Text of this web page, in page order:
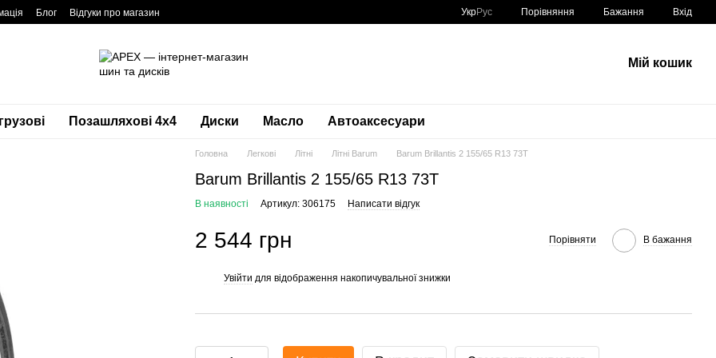
Блог Відгуки про магазин УкрРус Порівняння Бажання Вхід
Мій кошик
Позашляхові 4х4 Диски Масло Автоаксесуари
Головна Легкові Літні Літні Barum Barum Brillantis 2 155/65 R13 73T
Barum Brillantis 2 155/65 R13 73T
В наявності Артикул: 306175 Написати відгук
2 544 грн Порівняти В бажання
Увійти для відображення накопичувальної знижки